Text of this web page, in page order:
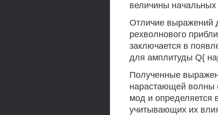
величины
Отличие выражений
рехволнового
заключается в
для амплитуды Q{
Полученные
нарастающей волны
мод и определяется
учитывающих их